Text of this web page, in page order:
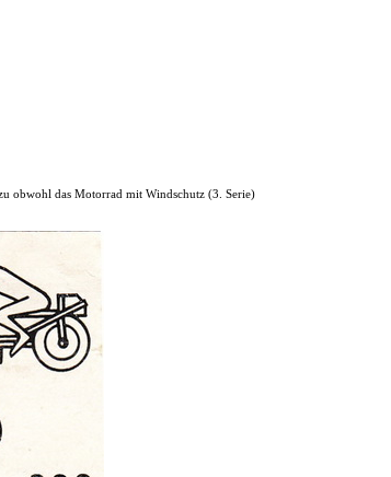
obwohl das Motorrad mit Windschutz (3. Serie)